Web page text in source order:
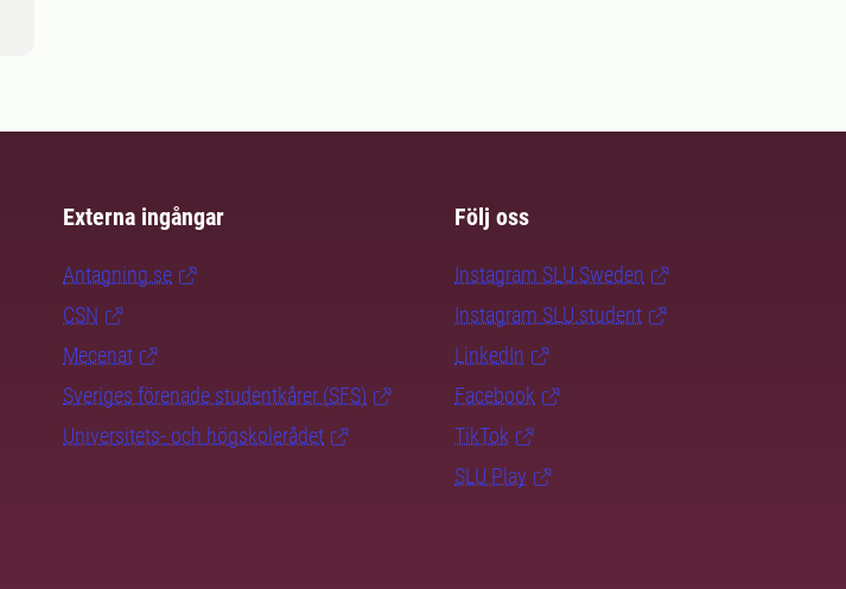
Externa ingångar
Antagning.se
CSN
Mecenat
Sveriges förenade studentkårer (SFS)
Universitets- och högskolerådet
Följ oss
Instagram SLU.Sweden
Instagram SLU.student
LinkedIn
Facebook
TikTok
SLU Play